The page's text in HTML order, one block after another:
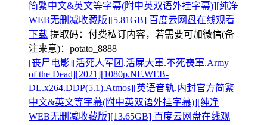
简繁中文&英文等字幕(附中英双语外挂字幕)][纯净
WEB无删减收藏版][5.81GB] 百度云网盘在线观看
下载 提取码： 付费私订内容，若需要可加微信(备
注来意)：potato_8888
[丧尸电影][活死人军团.活屍大軍.不死喪軍.Army
of the Dead][2021][1080p.NF.WEB-
DL.x264.DDP(5.1).Atmos][英语音轨.内封官方简繁
中文&英文等字幕(附中英双语外挂字幕)][纯净
WEB无删减收藏版][13.65GB] 百度云网盘在线观